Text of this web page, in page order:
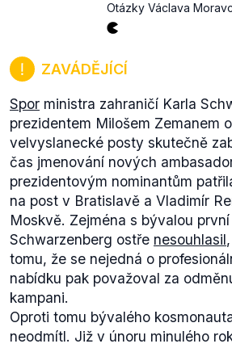
působí jako chargé d'affaires.
nejsou dobré. Podobná situace
úřadu
Moravec uvádí údaje o
dosluhujících velvyslancích slovy
kufrů". Je tedy velmi
Kubu nebo do Teheránu
nebudou, Václav Moravec však
zaplněny všechny ambasády.
jako pravdivý.
Otázky Václava
ZAVÁDĚJÍCÍ
Spor ministra zahraničí Karla
prezidentem Milošem Zemanem
velvyslanecké posty skutečně
čas jmenování nových
prezidentovým nominantům
na post v Bratislavě a Vladimír
Moskvě. Zejména s bývalou
Schwarzenberg ostře nesouhlasil
tomu, že se nejedná o
nabídku pak považoval za
kampani.
Oproti tomu bývalého
neodmítl. Již v únoru minulého